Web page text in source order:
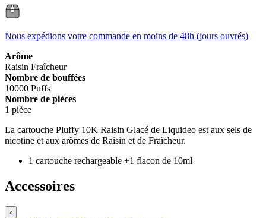
Nous expédions votre commande en moins de 48h (jours ouvrés)
Arôme
Raisin Fraîcheur
Nombre de bouffées
10000 Puffs
Nombre de pièces
1 pièce
La cartouche Pluffy 10K Raisin Glacé de Liquideo est aux sels de
nicotine et aux arômes de Raisin et de Fraîcheur.
1 cartouche rechargeable +1 flacon de 10ml
Accessoires
‹